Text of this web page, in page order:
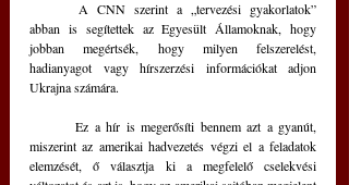
abban is segítettek az Egyesült Államoknak, hogy
jobban megértsék, hogy milyen felszerelést,
hadianyagot vagy hírszerzési információkat adjon
Ukrajna számára.
	Ez a hír is megerősíti bennem azt a gyanút,
miszerint az amerikai hadvezetés végzi el a feladatok
elemzését, ő választja ki a megfelelő cselekvési